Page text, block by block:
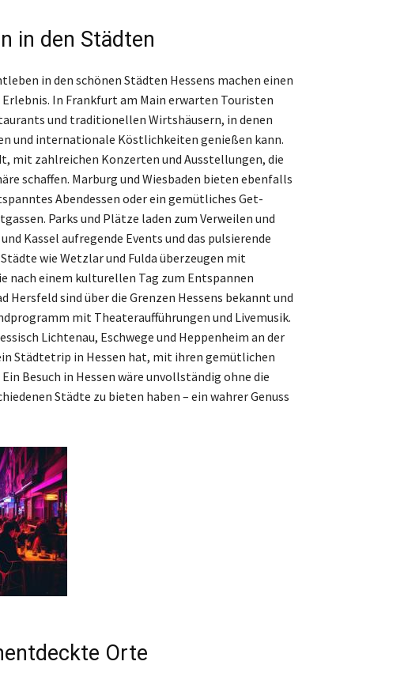
in den Städten
in den schönen Städten Hessens machen einen
In Frankfurt am Main erwarten Touristen
und traditionellen Wirtshäusern, in denen
und internationale Köstlichkeiten genießen kann.
mit zahlreichen Konzerten und Ausstellungen, die
schaffen. Marburg und Wiesbaden bieten ebenfalls
Abendessen oder ein gemütliches Get-
Parks und Plätze laden zum Verweilen und
Kassel aufregende Events und das pulsierende
wie Wetzlar und Fulda überzeugen mit
nach einem kulturellen Tag zum Entspannen
Hersfeld sind über die Grenzen Hessens bekannt und
mit Theateraufführungen und Livemusik.
Lichtenau, Eschwege und Heppenheim an der
Städtetrip in Hessen hat, mit ihren gemütlichen
Besuch in Hessen wäre unvollständig ohne die
Städte zu bieten haben – ein wahrer Genuss
Orte